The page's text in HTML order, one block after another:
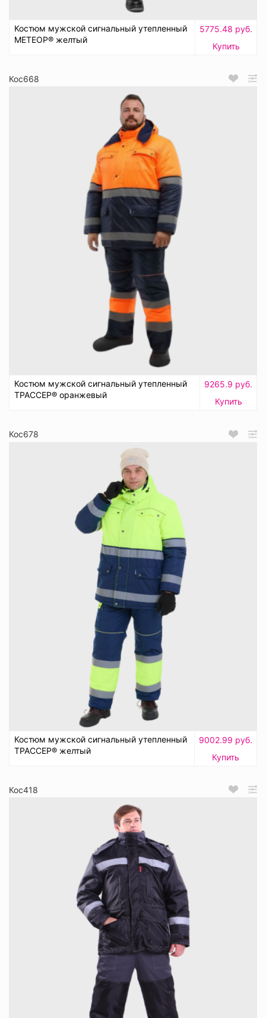
Костюм мужской сигнальный утепленный
МЕТЕОР® желтый
5775.48 руб.
Купить
Кос668
Костюм мужской сигнальный утепленный
ТРАССЕР® оранжевый
9265.9 руб.
Купить
Кос678
Костюм мужской сигнальный утепленный
ТРАССЕР® желтый
9002.99 руб.
Купить
Кос418